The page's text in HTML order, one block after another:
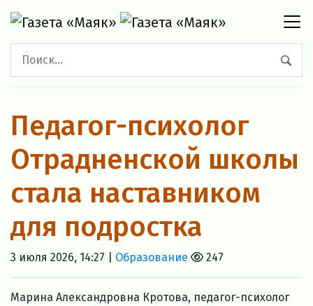
Педагог-психолог
Отрадненской школы
стала наставником
для подростка
3 июля 2026, 14:27 | Образование 247
Марина Александровна Кротова, педагог-психолог